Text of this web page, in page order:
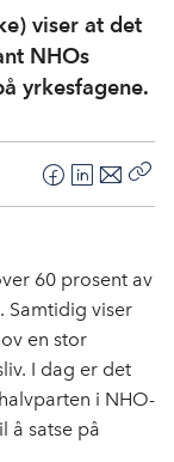
viser at det
NHOs
yrkesfagene.
F
e
b
o
L
k
e
n
E
o
s
60 prosent av
Samtidig viser
en stor
I dag er det
i NHO-
å satse på